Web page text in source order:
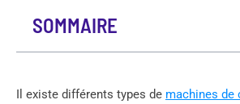
SOMMAIRE
Il existe différents types de machines de